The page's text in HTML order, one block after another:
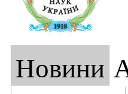
Новини